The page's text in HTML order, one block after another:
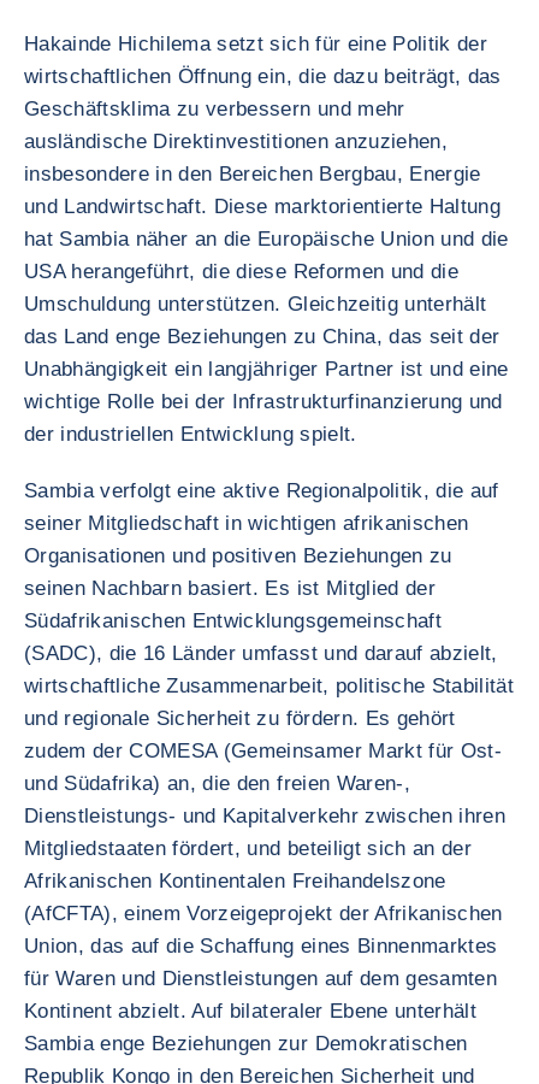
Hakainde Hichilema setzt sich für eine Politik der
wirtschaftlichen Öffnung ein, die dazu beiträgt, das
Geschäftsklima zu verbessern und mehr
ausländische Direktinvestitionen anzuziehen,
insbesondere in den Bereichen Bergbau, Energie
und Landwirtschaft. Diese marktorientierte Haltung
hat Sambia näher an die Europäische Union und die
USA herangeführt, die diese Reformen und die
Umschuldung unterstützen. Gleichzeitig unterhält
das Land enge Beziehungen zu China, das seit der
Unabhängigkeit ein langjähriger Partner ist und eine
wichtige Rolle bei der Infrastrukturfinanzierung und
der industriellen Entwicklung spielt.
Sambia verfolgt eine aktive Regionalpolitik, die auf
seiner Mitgliedschaft in wichtigen afrikanischen
Organisationen und positiven Beziehungen zu
seinen Nachbarn basiert. Es ist Mitglied der
Südafrikanischen Entwicklungsgemeinschaft
(SADC), die 16 Länder umfasst und darauf abzielt,
wirtschaftliche Zusammenarbeit, politische Stabilität
und regionale Sicherheit zu fördern. Es gehört
zudem der COMESA (Gemeinsamer Markt für Ost-
und Südafrika) an, die den freien Waren-,
Dienstleistungs- und Kapitalverkehr zwischen ihren
Mitgliedstaaten fördert, und beteiligt sich an der
Afrikanischen Kontinentalen Freihandelszone
(AfCFTA), einem Vorzeigeprojekt der Afrikanischen
Union, das auf die Schaffung eines Binnenmarktes
für Waren und Dienstleistungen auf dem gesamten
Kontinent abzielt. Auf bilateraler Ebene unterhält
Sambia enge Beziehungen zur Demokratischen
Republik Kongo in den Bereichen Sicherheit und